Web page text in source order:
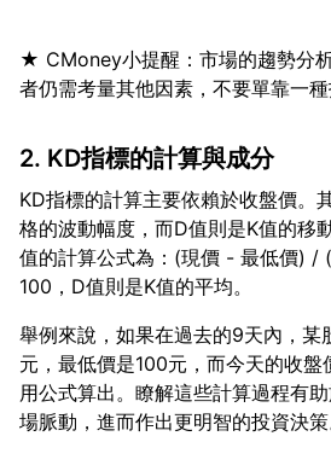
★ CMoney小提醒：市場的趨勢分
2. KD指標的計算與成分
KD指標的計算主要依賴於收盤價。
格的波動幅度，而D值則是K值的移
值的計算公式為：(現價 - 最低價) /
舉例來說，如果在過去的9天內，某
元，最低價是100元，而今天的收盤
用公式算出。瞭解這些計算過程有